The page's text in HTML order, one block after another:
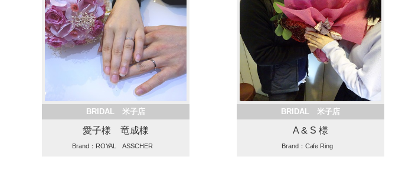
BRIDAL 米子店
愛子様 竜成様
Brand：ROYAL ASSCHER
BRIDAL 米子店
A & S 様
Brand：Cafe Ring